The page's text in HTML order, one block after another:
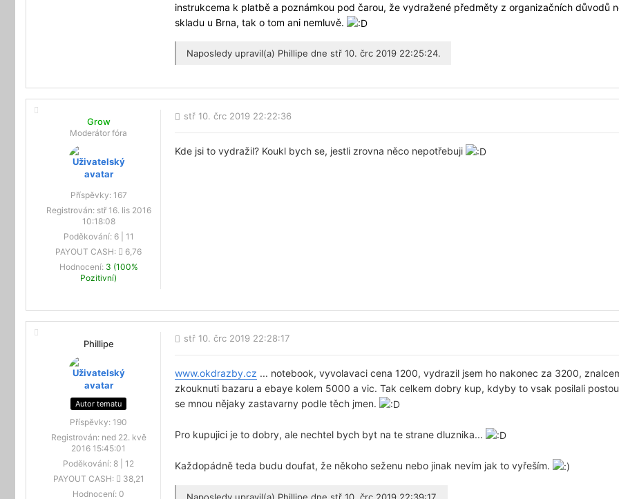
instrukcema k platbě a poznámkou pod čarou, že vydražené předměty z organizačních důvodů
skladu u Brna, tak o tom ani nemluvě.
Naposledy upravil(a) Phillipe dne stř 10. črc 2019 22:25:24.
Grow
Moderátor fóra
Příspěvky: 167
Registrován: stř 16. lis 2016
10:18:08
Poděkování: 6| 11
PAYOUT CASH:
6,76
Hodnocení: 3 (100%
Pozitivní)
stř 10. črc 2019 22:22:36
Kde jsi to vydražil? Koukl bych se, jestli zrovna něco nepotřebuji
Phillipe
Autor tematu
Příspěvky: 190
Registrován: ned 22. kvě
2016 15:45:01
Poděkování: 8
12
PAYOUT CASH:
38,21
Hodnocení: 0
stř 10. črc 2019 22:28:17
www.okdrazby.cz ... notebook, vyvolavaci cena 1200, vydrazil jsem ho nakonec za 3200,
zkouknuti bazaru a ebaye kolem 5000 a vic. Tak celkem dobry kup, kdyby to vsak posilali
se mnou nějaky zastavarny podle těch jmen.
Pro kupujici je to dobry, ale nechtel bych byt na te strane dluznika...
Každopádně teda budu doufat, že někoho seženu nebo jinak nevím jak to vyřeším.